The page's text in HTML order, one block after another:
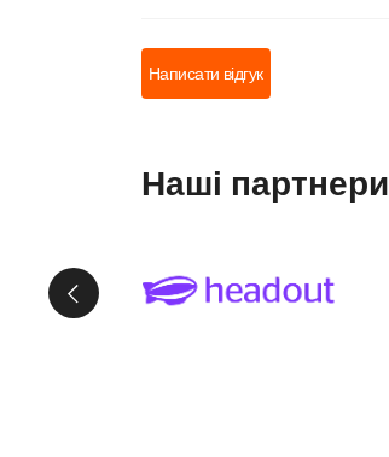
Написати відгук
Наші партнери